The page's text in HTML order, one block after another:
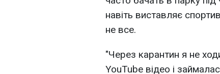
навіть виставляє
не все.
"Через карантин я не
YouTube відео і